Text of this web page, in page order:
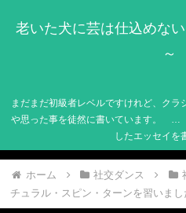
老いた犬に芸は仕込めな
～
まだまだ初級者レベルですけれど、ク
や思った事を徒然に書いています。 …
したエッセイを
ホーム 社交ダンス
チュラル・スピン・ターンを習いまし